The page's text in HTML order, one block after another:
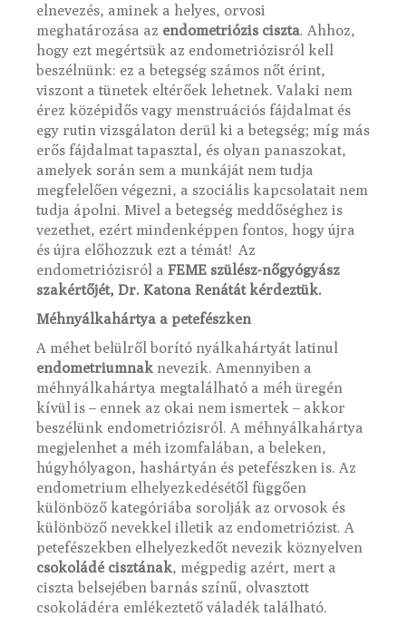
elnevezés, aminek a helyes, orvosi
meghatározása az endometriózis ciszta. Ahhoz,
hogy ezt megértsük az endometriózisról kell
beszélnünk: ez a betegség számos nőt érint,
viszont a tünetek eltérőek lehetnek. Valaki nem
érez középidős vagy menstruációs fájdalmat és
egy rutin vizsgálaton derül ki a betegség; míg más
erős fájdalmat tapasztal, és olyan panaszokat,
amelyek során sem a munkáját nem tudja
megfelelően végezni, a szociális kapcsolatait nem
tudja ápolni. Mivel a betegség meddőséghez is
vezethet, ezért mindenképpen fontos, hogy újra
és újra előhozzuk ezt a témát! Az
endometriózisról a FEME szülész-nőgyógyász
szakértőjét, Dr. Katona Renátát kérdeztük.
Méhnyálkahártya a petefészken
A méhet belülről borító nyálkahártyát latinul
endometriumnak nevezik. Amennyiben a
méhnyálkahártya megtalálható a méh üregén
kívül is – ennek az okai nem ismertek – akkor
beszélünk endometriózisról. A méhnyálkahártya
megjelenhet a méh izomfalában, a beleken,
húgyhólyagon, hashártyán és petefészken is. Az
endometrium elhelyezkedésétől függően
különböző kategóriába sorolják az orvosok és
különböző nevekkel illetik az endometriózist. A
petefészekben elhelyezkedőt nevezik köznyelven
csokoládé cisztának, mégpedig azért, mert a
ciszta belsejében barnás színű, olvasztott
csokoládéra emlékeztető váladék található.